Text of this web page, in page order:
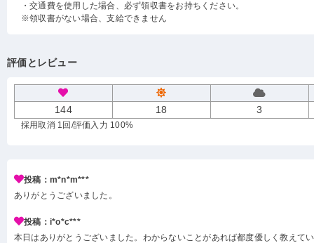
・交通費を使用した場合、必ず領収書をお持ちください。
※領収書がない場合、支給できません
評価とレビュー
144 18 3
採用取消 1回 /評価入力 100%
投稿：m*n*m***
ありがとうございました。
投稿：i*o*c***
本日はありがとうございました。わからないことがあれば都度優しく教えて